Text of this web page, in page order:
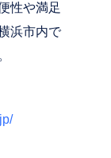
性や満足
浜市内で